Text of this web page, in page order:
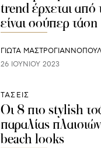
trend έρχεται από
είναι σούπερ τάση
ΓΙΩΤΑ
26 ΙΟΥΝΊΟΥ 2023
ΤΑΣΕΙΣ
Οι 8 πιο stylish
παραλίας
beach looks